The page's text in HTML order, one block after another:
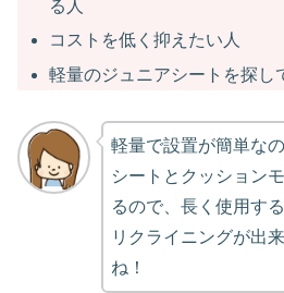
る人
コストを低く抑えたい人
軽量のジュニアシートを探し
軽量で設置が簡単な
シートとクッション
るので、長く使用す
リクライニングが出
ね！